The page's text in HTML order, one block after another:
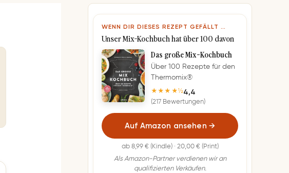
WENN DIR DIESES REZEPT GEFÄLLT …
Unser Mix-Kochbuch hat über 100 davon
Das große Mix-Kochbuch
Über 100 Rezepte für den
Thermomix®
★★★★½4,4
(217 Bewertungen)
Auf Amazon ansehen →
ab 8,99 € (Kindle) · 20,00 € (Print)
Als Amazon-Partner verdienen wir an
qualifizierten Verkäufen.